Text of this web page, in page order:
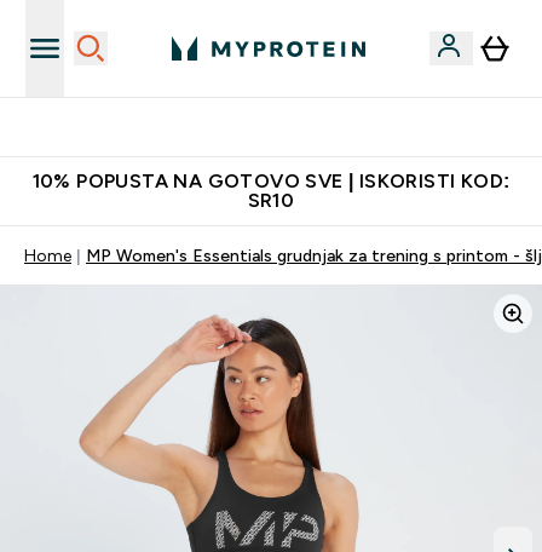
10% POPUSTA NA GOTOVO SVE | ISKORISTI KOD:
SR10
Home MP Women's Essentials grudnjak za trening s printom -